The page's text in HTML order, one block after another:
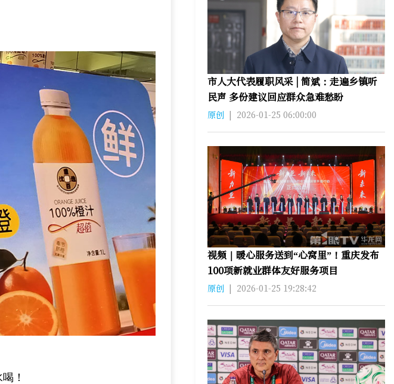
！
市人大代表履职风采 | 简斌：走遍乡镇听
民声 多份建议回应群众急难愁盼
原创 | 2026-01-25 06:00:00
视频｜暖心服务送到“心窝里”！重庆发布
100项新就业群体友好服务项目
原创 | 2026-01-25 19:28:42